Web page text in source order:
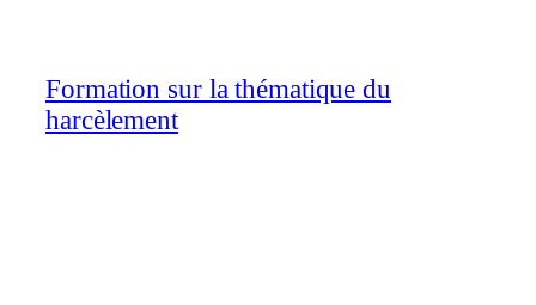
Formation sur la thématique du
harcèlement